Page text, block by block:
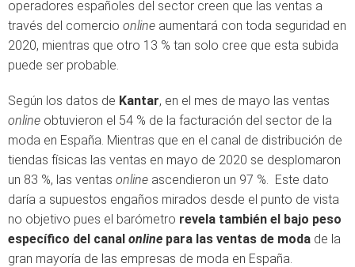
operadores españoles del sector creen que las ventas a
través del comercio online aumentará con toda seguridad en
2020, mientras que otro 13 % tan solo cree que esta subida
puede ser probable.
Según los datos de Kantar, en el mes de mayo las ventas
online obtuvieron el 54 % de la facturación del sector de la
moda en España. Mientras que en el canal de distribución de
tiendas físicas las ventas en mayo de 2020 se desplomaron
un 83 %, las ventas online ascendieron un 97 %. Este dato
daría a supuestos engaños mirados desde el punto de vista
no objetivo pues el barómetro revela también el bajo peso
específico del canal online para las ventas de moda de la
gran mayoría de las empresas de moda en España.